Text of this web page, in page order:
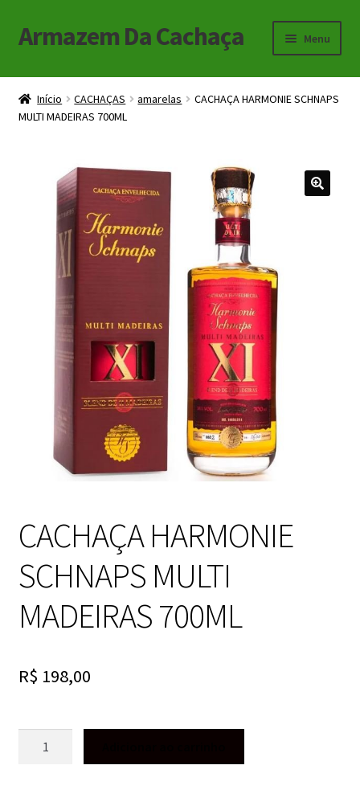
Pular
para
Pular
para
conteúdo
Armazem Da Cachaça Menu
Início
Carrinho
Minha Conta
Início CACHAÇAS amarelas
CACHAÇA HARMONIE SCHNAPS
MULTI MADEIRAS 700ML
CACHAÇA HARMONIE
SCHNAPS MULTI
MADEIRAS 700ML
R$ 198,00